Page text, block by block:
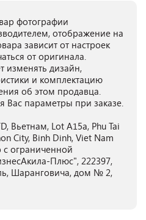
фотографии
отображение на
зависит от настроек
от оригинала.
изменять дизайн,
и комплектацию
об этом продавца.
Вас параметры при заказе.
Вьетнам, Lot A15a, Phu Tai
City, Binh Dinh, Viet Nam
ограниченной
Плюс", 222397,
Шаранговича, дом № 2,